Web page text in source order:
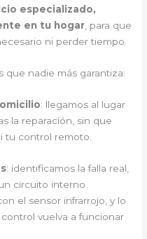
especializado,
en tu hogar , para que
ni perder tiempo.
nadie más garantiza:
: llegamos al lugar
la reparación, sin que
tu control remoto.
: identificamos la falla real,
circuito interno
el sensor infrarrojo, y lo
vuelva a funcionar